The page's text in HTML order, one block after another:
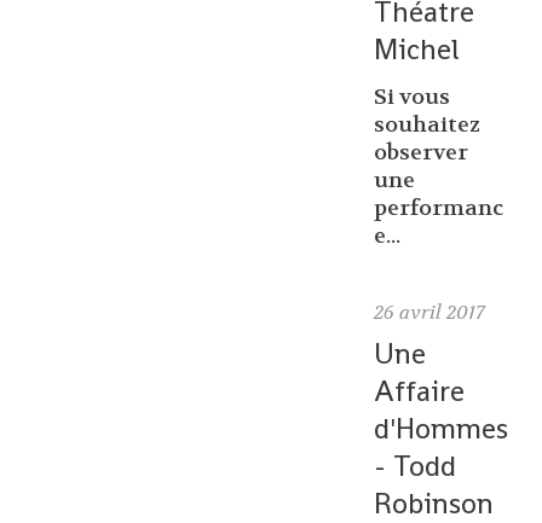
Théatre
Michel
Si vous
souhaitez
observer
une
performanc
e...
26 avril 2017
Une
Affaire
d'Hommes
- Todd
Robinson